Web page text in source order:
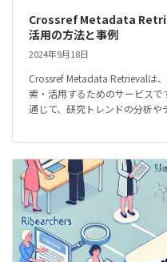
Crossref Metadata
活用の方法と事例
2024年9月18日
Crossref Metadata Retrievalは
索・活用するためのサービスで
通じて、研究トレンドの分析